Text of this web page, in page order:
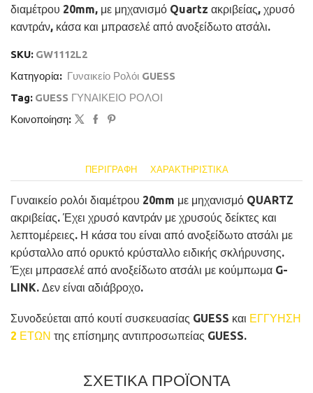
διαμέτρου 20mm, με μηχανισμό Quartz ακριβείας, χρυσό
καντράν, κάσα και μπρασελέ από ανοξείδωτο ατσάλι.
SKU: GW1112L2
Κατηγορία: Γυναικείο Ρολόι GUESS
Tag: GUESS ΓΥΝΑΙΚΕΙΟ ΡΟΛΟΙ
Κοινοποίηση:
ΠΕΡΙΓΡΑΦΉ ΧΑΡΑΚΤΗΡΙΣΤΙΚΆ
Γυναικείο ρολόι διαμέτρου 20mm με μηχανισμό QUARTZ
ακριβείας. Έχει χρυσό καντράν με χρυσούς δείκτες και
λεπτομέρειες. Η κάσα του είναι από ανοξείδωτο ατσάλι με
κρύσταλλο από ορυκτό κρύσταλλο ειδικής σκλήρυνσης.
Έχει μπρασελέ από ανοξείδωτο ατσάλι με κούμπωμα G-
LINK. Δεν είναι αδιάβροχο.
Συνοδεύεται από κουτί συσκευασίας GUESS και ΕΓΓΥΗΣΗ
2 ΕΤΩΝ της επίσημης αντιπροσωπείας GUESS.
ΣΧΕΤΙΚΑ ΠΡΟΪΟΝΤΑ